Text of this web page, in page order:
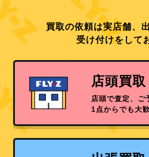
買取の依頼は実店舗、
受け付けをして
店頭買取
店頭で査定、ご
1点からでも大歓